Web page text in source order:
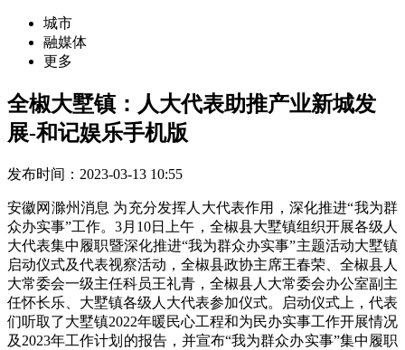
城市
融媒体
更多
全椒大墅镇：人大代表助推产业新城发
展-和记娱乐手机版
发布时间：2023-03-13 10:55
安徽网滁州消息 为充分发挥人大代表作用，深化推进“我为群
众办实事”工作。3月10日上午，全椒县大墅镇组织开展各级人
大代表集中履职暨深化推进“我为群众办实事”主题活动大墅镇
启动仪式及代表视察活动，全椒县政协主席王春荣、全椒县人
大常委会一级主任科员王礼青，全椒县人大常委会办公室副主
任怀长乐、大墅镇各级人大代表参加仪式。启动仪式上，代表
们听取了大墅镇2022年暖民心工程和为民办实事工作开展情况
及2023年工作计划的报告，并宣布“我为群众办实事”集中履职